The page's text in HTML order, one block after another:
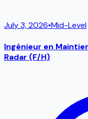
July 3, 2026•Mid-Level
Ingénieur en
Radar (F/H)